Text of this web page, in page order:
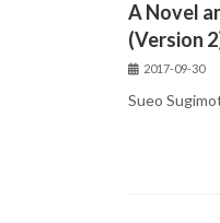
A Novel
(Version
2017-09-30
Sueo